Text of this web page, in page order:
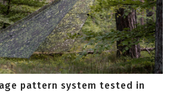
pattern system tested in